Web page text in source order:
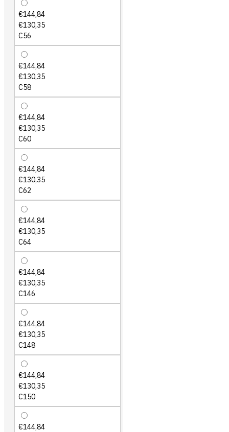
€144,84
€130,35
C56
€144,84
€130,35
C58
€144,84
€130,35
C60
€144,84
€130,35
C62
€144,84
€130,35
C64
€144,84
€130,35
C146
€144,84
€130,35
C148
€144,84
€130,35
C150
€144,84